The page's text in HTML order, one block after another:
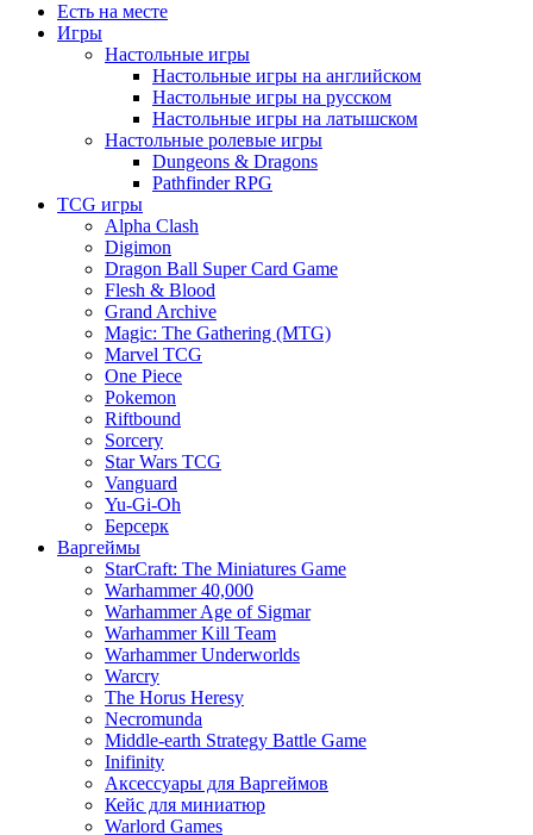
Есть на месте
Игры
Настольные игры
Настольные игры на английском
Настольные игры на русском
Настольные игры на латышском
Настольные ролевые игры
Dungeons & Dragons
Pathfinder RPG
TCG игры
Alpha Clash
Digimon
Dragon Ball Super Card Game
Flesh & Blood
Grand Archive
Magic: The Gathering (MTG)
Marvel TCG
One Piece
Pokemon
Riftbound
Sorcery
Star Wars TCG
Vanguard
Yu-Gi-Oh
Берсерк
Варгеймы
StarCraft: The Miniatures Game
Warhammer 40,000
Warhammer Age of Sigmar
Warhammer Kill Team
Warhammer Underworlds
Warcry
The Horus Heresy
Necromunda
Middle-earth Strategy Battle Game
Inifinity
Аксессуары для Варгеймов
Кейс для миниатюр
Warlord Games